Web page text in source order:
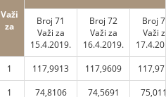
Važi
za
Broj 71
Važi za
15.4.2019.
Broj 72
Važi za
16.4.2019.
Broj
Važi
1 117,9913 117,9609
1 74,8106 74,5691